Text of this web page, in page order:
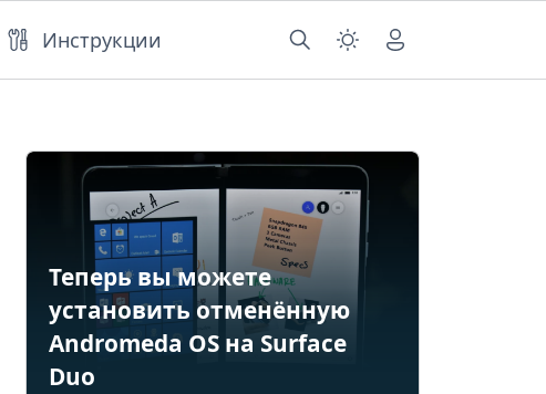
Инструкции
Теперь вы можете
установить отменённую
Andromeda OS на Surface
Duo